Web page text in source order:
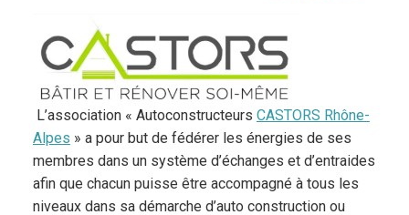
L’association « Autoconstructeurs CASTORS Rhône-
Alpes » a pour but de fédérer les énergies de ses
membres dans un système d’échanges et d’entraides
afin que chacun puisse être accompagné à tous les
niveaux dans sa démarche d’auto construction ou